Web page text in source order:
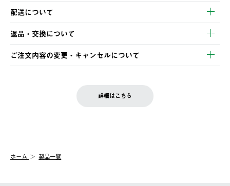
以下のいずれかの方法でお支払いいただけます。
・クレジットカード決済
・コンビニ決済
・Pay-easy決済
配送について
【発送スケジュール】
ご注文・ご入金完了より2営業日以内に商品を発送いたします。
土日祝の発送はございませんので、木曜日以降のご注文は週明け
の発送となる場合がございます。
【配送業者】
佐川急便にて配送されます。
返品・交換について
※お客様都合の場合
お客様都合の返品にかかる送料は、お客様ご負担とさせていただ
一度お手元の商品を返品いただき、ご希望商品を再注文してくだ
ご注文内容の変更・キャンセルについて
LOGOS FAMILY会員の方は、会員マイページ内 購入履歴画面に
詳細はこちら
ホーム 製品一覧